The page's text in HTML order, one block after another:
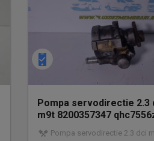
Pompa servodirectie 2.3
m9t 8200357347
Nissan N
Pompa servodirectie 2.3 dci m9t 8200357347 qhc7556z |